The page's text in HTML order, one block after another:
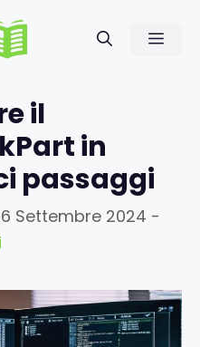
il
in
passaggi
Settembre 2024 -